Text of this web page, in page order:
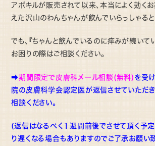
アポキルが販売されて以来、本当によく効く
えた沢山のわんちゃんが飲んでいらっしゃると
でも、『ちゃんと飲んでいるのに痒みが続いてい
お困りの際はご相談ください。
➡︎期間限定で皮膚科メール相談(無料)を受
院の皮膚科学会認定医が返信させていただき
相談ください。
(返信はなるべく１週間前後でさせて頂く予定
り遅くなる場合もありますのでご了承お願い